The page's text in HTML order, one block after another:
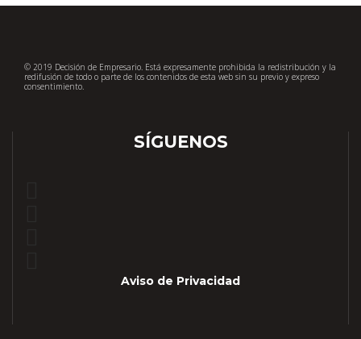
© 2019 Decisión de Empresario. Está expresamente prohibida la redistribución y la
redifusión de todo o parte de los contenidos de esta web sin su previo y expreso
consentimiento.
SÍGUENOS
Aviso de Privacidad